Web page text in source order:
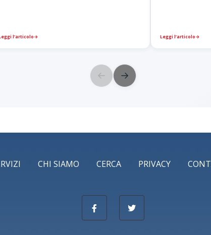
l’articolo→ Leggi l’articolo→
← →
CHI SIAMO CERCA PRIVACY